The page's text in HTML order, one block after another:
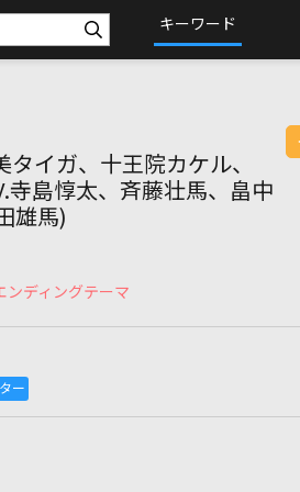
キーワード
イガ、十王院カケル、
寺島惇太、斉藤壮馬、畠中
雄馬)
ディングテーマ